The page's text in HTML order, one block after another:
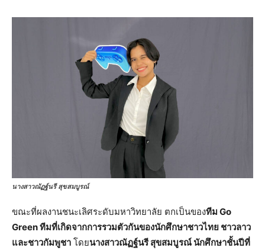
นางสาวณัฏฐ์นรี สุขสมบูรณ์
ขณะที่ผลงานชนะเลิศระดับมหาวิทยาลัย ตกเป็นของทีม Go
Green ทีมที่เกิดจากการรวมตัวกันของนักศึกษาชาวไทย ชาวลาว
และชาวกัมพูชา โดยนางสาวณัฏฐ์นรี สุขสมบูรณ์ นักศึกษาชั้นปีที่